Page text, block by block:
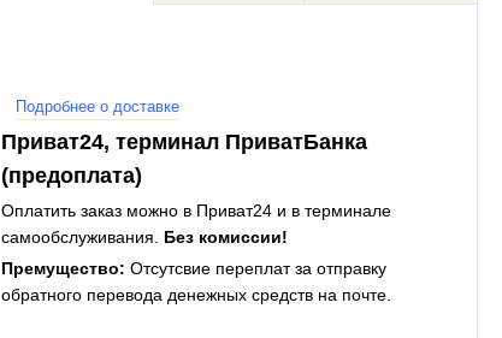
Подробнее о доставке
Приват24, терминал ПриватБанка
(предоплата)
Оплатить заказ можно в Приват24 и в терминале
самообслуживания. Без комиссии!
Премущество: Отсутсвие переплат за отправку
обратного перевода денежных средств на почте.